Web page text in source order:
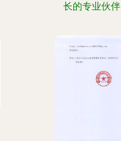
长的专业伙伴